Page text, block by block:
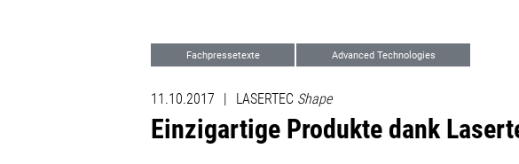
Fachpressetexte Advanced Technologies
11.10.2017 | LASERTEC Shape
Einzigartige Produkte dank